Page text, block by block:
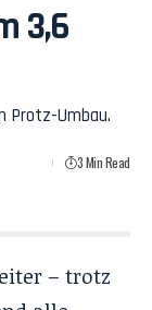
3,6
Protz-Umbau.
3 Min Read
– trotz